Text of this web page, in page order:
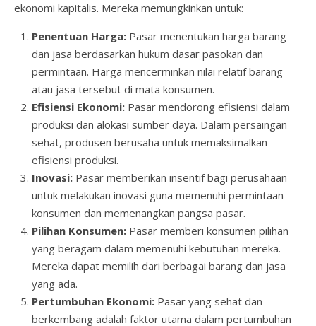
ekonomi kapitalis. Mereka memungkinkan untuk:
Penentuan Harga: Pasar menentukan harga barang
dan jasa berdasarkan hukum dasar pasokan dan
permintaan. Harga mencerminkan nilai relatif barang
atau jasa tersebut di mata konsumen.
Efisiensi Ekonomi: Pasar mendorong efisiensi dalam
produksi dan alokasi sumber daya. Dalam persaingan
sehat, produsen berusaha untuk memaksimalkan
efisiensi produksi.
Inovasi: Pasar memberikan insentif bagi perusahaan
untuk melakukan inovasi guna memenuhi permintaan
konsumen dan memenangkan pangsa pasar.
Pilihan Konsumen: Pasar memberi konsumen pilihan
yang beragam dalam memenuhi kebutuhan mereka.
Mereka dapat memilih dari berbagai barang dan jasa
yang ada.
Pertumbuhan Ekonomi: Pasar yang sehat dan
berkembang adalah faktor utama dalam pertumbuhan